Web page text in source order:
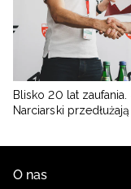
Blisko 20 lat
Narciarski
O nas